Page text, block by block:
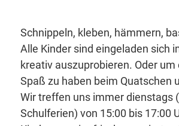
Schnippeln, kleben, hämmern,
Alle Kinder sind eingeladen sich
kreativ auszuprobieren. Oder
Spaß zu haben beim Quatschen
Wir treffen uns immer dienstags
Schulferien) von 15:00 bis 17:00